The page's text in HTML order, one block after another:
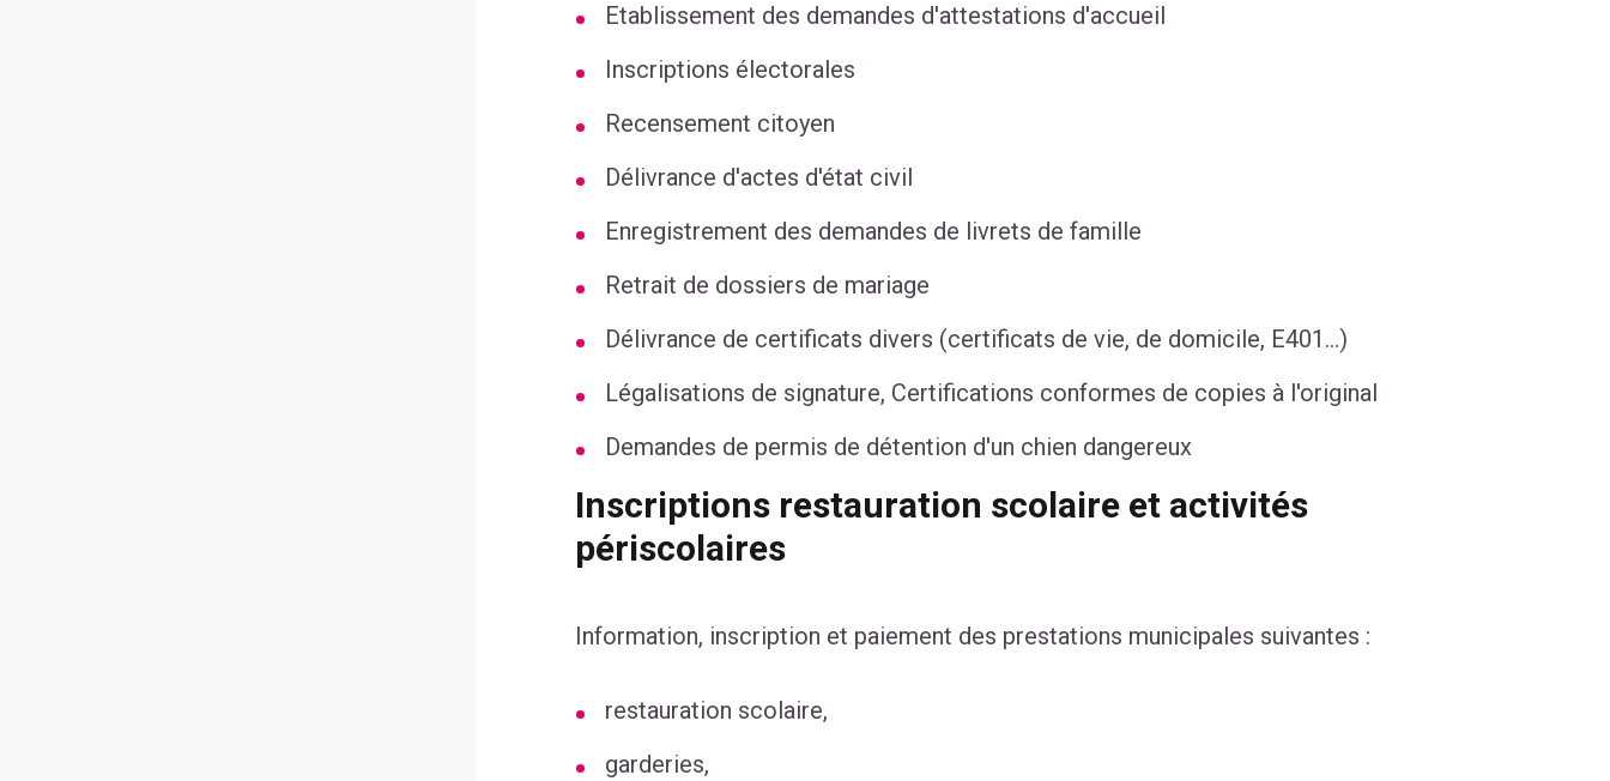
Etablissement des demandes d'attestations d'accueil
Inscriptions électorales
Recensement citoyen
Délivrance d'actes d'état civil
Enregistrement des demandes de livrets de famille
Retrait de dossiers de mariage
Délivrance de certificats divers (certificats de vie, de domicile, E401...)
Légalisations de signature, Certifications conformes de copies à l'original
Demandes de permis de détention d'un chien dangereux
Inscriptions restauration scolaire et activités
périscolaires
Information, inscription et paiement des prestations municipales suivantes :
restauration scolaire,
garderies,